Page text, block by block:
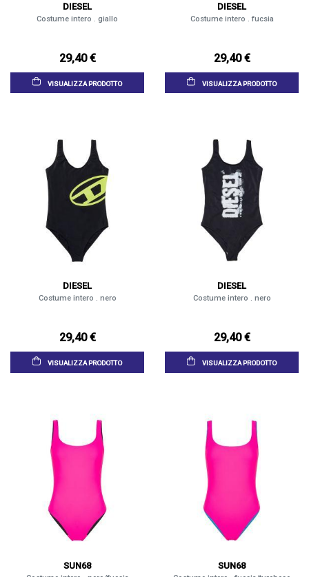
DIESEL
Costume intero . giallo
29,40 €
VISUALIZZA PRODOTTO
DIESEL
Costume intero . fucsia
29,40 €
VISUALIZZA PRODOTTO
DIESEL
Costume intero . nero
29,40 €
VISUALIZZA PRODOTTO
DIESEL
Costume intero . nero
29,40 €
VISUALIZZA PRODOTTO
SUN68 SUN68